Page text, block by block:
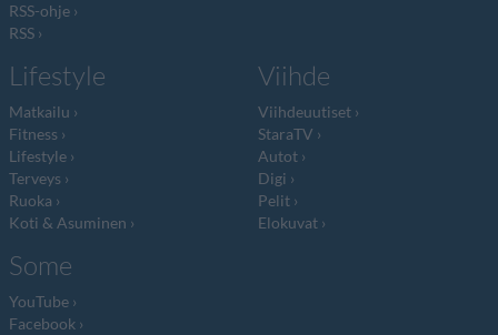
RSS-ohje
RSS
Lifestyle
Matkailu
Fitness
Lifestyle
Terveys
Ruoka
Koti & Asuminen
Viihde
Viihdeuutiset
StaraTV
Autot
Digi
Pelit
Elokuvat
Some
YouTube
Facebook